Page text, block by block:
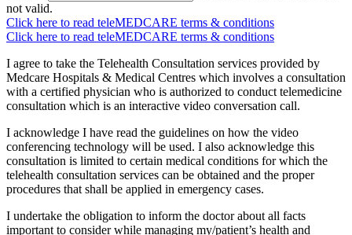
not valid.
Click here to read teleMEDCARE terms & conditions
Click here to read teleMEDCARE terms & conditions
I agree to take the Telehealth Consultation services provided by
Medcare Hospitals & Medical Centres which involves a consultation
with a certified physician who is authorized to conduct telemedicine
consultation which is an interactive video conversation call.
I acknowledge I have read the guidelines on how the video
conferencing technology will be used. I also acknowledge this
consultation is limited to certain medical conditions for which the
telehealth consultation services can be obtained and the proper
procedures that shall be applied in emergency cases.
I undertake the obligation to inform the doctor about all facts
important to consider while managing my/patient’s health and